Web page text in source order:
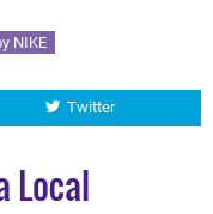
NIKE
Twitter
Local